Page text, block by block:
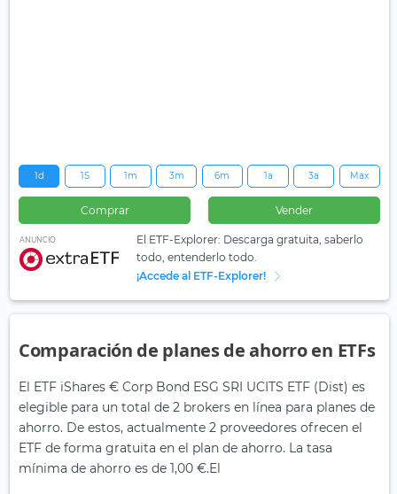
1d 1S 1m 3m 6m 1a 3a Max
Comprar Vender
ANUNCIO
El ETF-Explorer: Descarga gratuita, saberlo
todo, entenderlo todo.
¡Accede al ETF-Explorer!
Comparación de planes de ahorro en ETFs
El ETF iShares € Corp Bond ESG SRI UCITS ETF (Dist) es
elegible para un total de 2 brokers en línea para planes de
ahorro. De estos, actualmente 2 proveedores ofrecen el
ETF de forma gratuita en el plan de ahorro. La tasa
mínima de ahorro es de 1,00 €.El